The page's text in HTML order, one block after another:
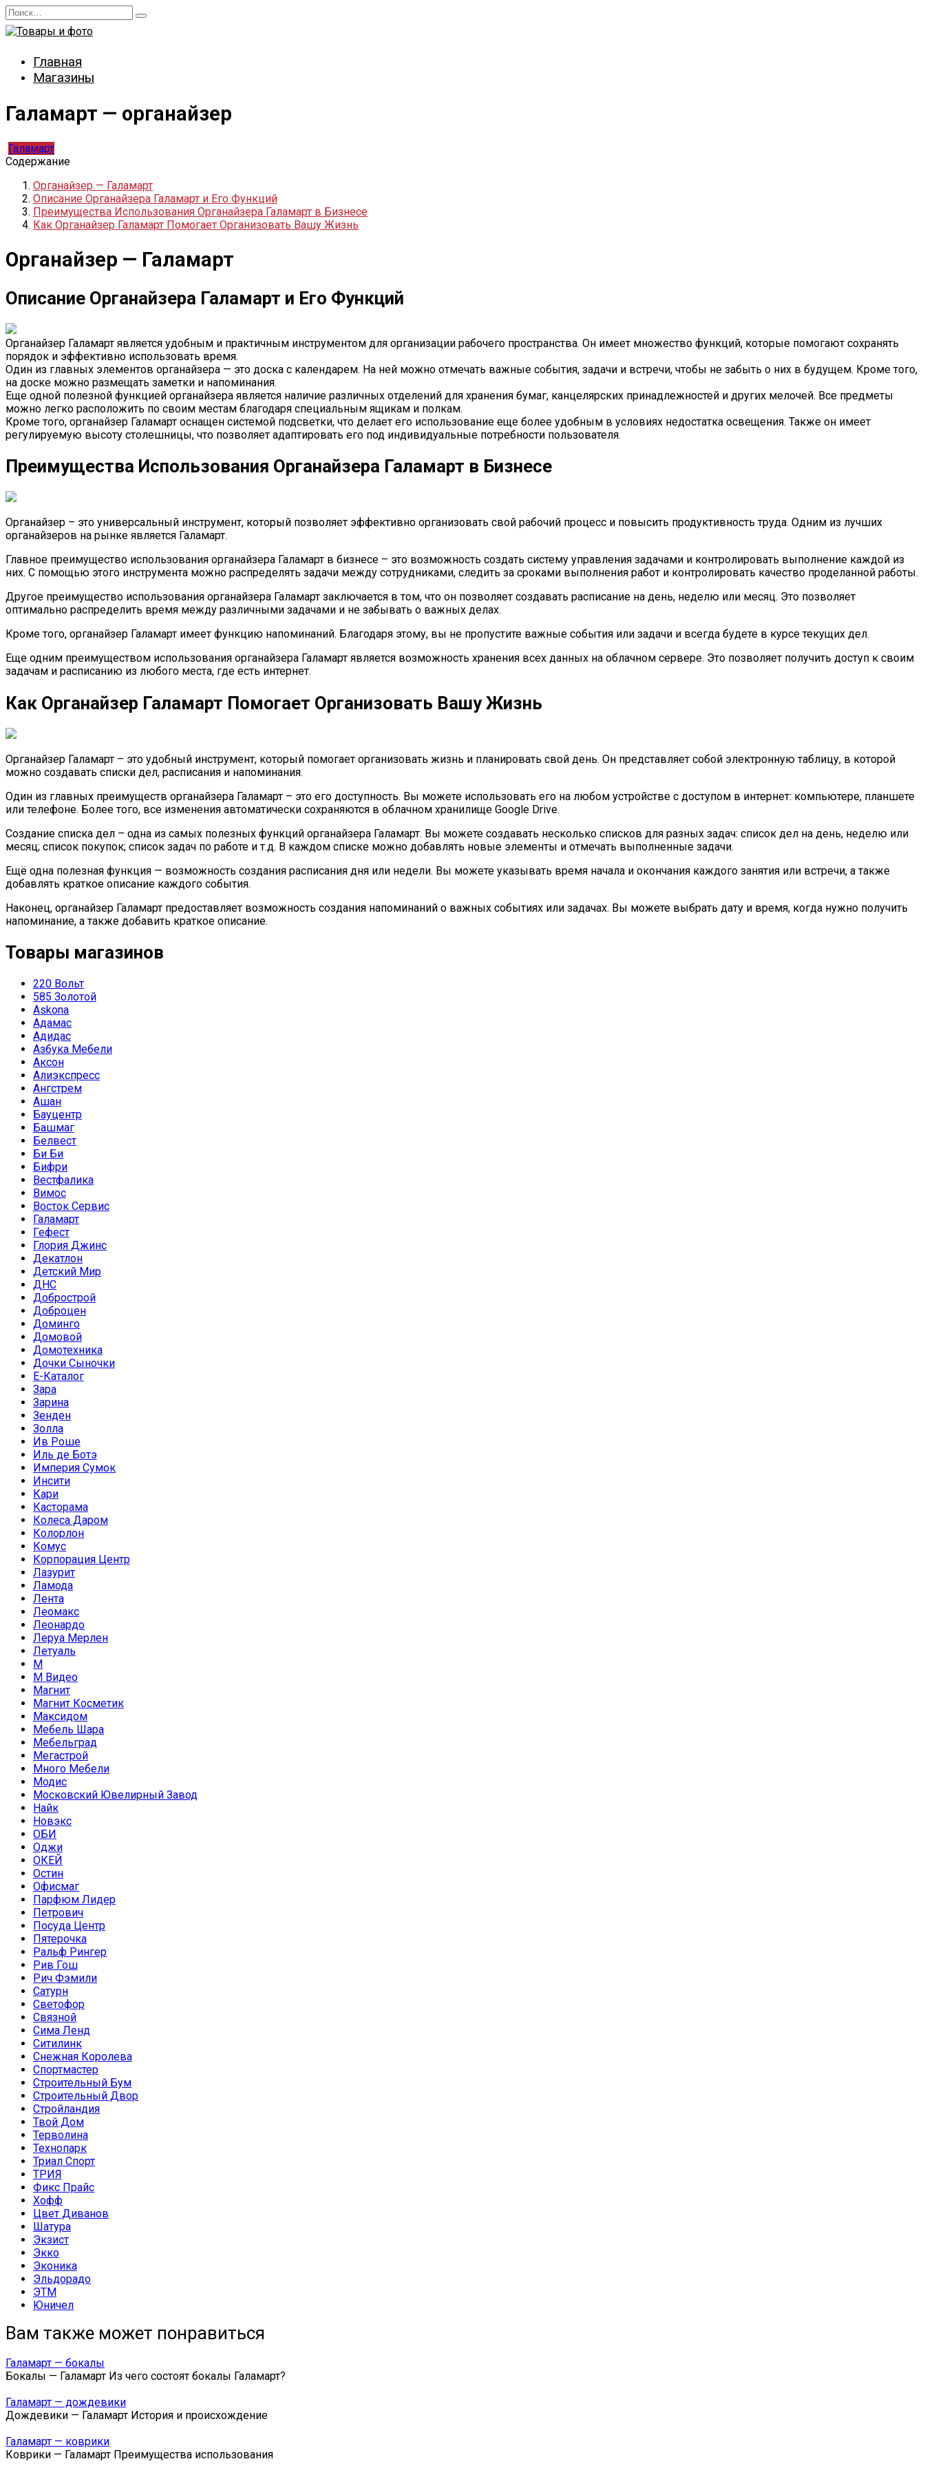
Перейти
к
содержанию
Search
for:
Главная
Магазины
Галамарт — органайзер
Галамарт
Содержание
Органайзер — Галамарт
Описание Органайзера Галамарт и Его Функций
Преимущества Использования Органайзера Галамарт в Бизнесе
Как Органайзер Галамарт Помогает Организовать Вашу Жизнь
Органайзер — Галамарт
Описание Органайзера Галамарт и Его Функций
Органайзер Галамарт является удобным и практичным инструментом для организации рабочего пространства. Он имеет множество функций, которые помогают сохранять
порядок и эффективно использовать время.
Один из главных элементов органайзера — это доска с календарем. На ней можно отмечать важные события, задачи и встречи, чтобы не забыть о них в будущем. Кроме того,
на доске можно размещать заметки и напоминания.
Еще одной полезной функцией органайзера является наличие различных отделений для хранения бумаг, канцелярских принадлежностей и других мелочей. Все предметы
можно легко расположить по своим местам благодаря специальным ящикам и полкам.
Кроме того, органайзер Галамарт оснащен системой подсветки, что делает его использование еще более удобным в условиях недостатка освещения. Также он имеет
регулируемую высоту столешницы, что позволяет адаптировать его под индивидуальные потребности пользователя.
Преимущества Использования Органайзера Галамарт в Бизнесе
Органайзер – это универсальный инструмент, который позволяет эффективно организовать свой рабочий процесс и повысить продуктивность труда. Одним из лучших
органайзеров на рынке является Галамарт.
Главное преимущество использования органайзера Галамарт в бизнесе – это возможность создать систему управления задачами и контролировать выполнение каждой из
них. С помощью этого инструмента можно распределять задачи между сотрудниками, следить за сроками выполнения работ и контролировать качество проделанной работы.
Другое преимущество использования органайзера Галамарт заключается в том, что он позволяет создавать расписание на день, неделю или месяц. Это позволяет
оптимально распределить время между различными задачами и не забывать о важных делах.
Кроме того, органайзер Галамарт имеет функцию напоминаний. Благодаря этому, вы не пропустите важные события или задачи и всегда будете в курсе текущих дел.
Еще одним преимуществом использования органайзера Галамарт является возможность хранения всех данных на облачном сервере. Это позволяет получить доступ к своим
задачам и расписанию из любого места, где есть интернет.
Как Органайзер Галамарт Помогает Организовать Вашу Жизнь
Органайзер Галамарт – это удобный инструмент, который помогает организовать жизнь и планировать свой день. Он представляет собой электронную таблицу, в которой
можно создавать списки дел, расписания и напоминания.
Один из главных преимуществ органайзера Галамарт – это его доступность. Вы можете использовать его на любом устройстве с доступом в интернет: компьютере, планшете
или телефоне. Более того, все изменения автоматически сохраняются в облачном хранилище Google Drive.
Создание списка дел – одна из самых полезных функций органайзера Галамарт. Вы можете создавать несколько списков для разных задач: список дел на день, неделю или
месяц; список покупок; список задач по работе и т.д. В каждом списке можно добавлять новые элементы и отмечать выполненные задачи.
Ещё одна полезная функция — возможность создания расписания дня или недели. Вы можете указывать время начала и окончания каждого занятия или встречи, а также
добавлять краткое описание каждого события.
Наконец, органайзер Галамарт предоставляет возможность создания напоминаний о важных событиях или задачах. Вы можете выбрать дату и время, когда нужно получить
напоминание, а также добавить краткое описание.
Товары магазинов
220 Вольт
585 Золотой
Askona
Адамас
Адидас
Азбука Мебели
Аксон
Алиэкспресс
Ангстрем
Ашан
Бауцентр
Башмаг
Белвест
Би Би
Бифри
Вестфалика
Вимос
Восток Сервис
Галамарт
Гефест
Глория Джинс
Декатлон
Детский Мир
ДНС
Добрострой
Доброцен
Доминго
Домовой
Домотехника
Дочки Сыночки
Е-Каталог
Зара
Зарина
Зенден
Золла
Ив Роше
Иль де Ботэ
Империя Сумок
Инсити
Кари
Касторама
Колеса Даром
Колорлон
Комус
Корпорация Центр
Лазурит
Ламода
Лента
Леомакс
Леонардо
Леруа Мерлен
Летуаль
М
М Видео
Магнит
Магнит Косметик
Максидом
Мебель Шара
Мебельград
Мегастрой
Много Мебели
Модис
Московский Ювелирный Завод
Найк
Новэкс
ОБИ
Оджи
ОКЕЙ
Остин
Офисмаг
Парфюм Лидер
Петрович
Посуда Центр
Пятерочка
Ральф Рингер
Рив Гош
Рич Фэмили
Сатурн
Светофор
Связной
Сима Ленд
Ситилинк
Снежная Королева
Спортмастер
Строительный Бум
Строительный Двор
Стройландия
Твой Дом
Терволина
Технопарк
Триал Спорт
ТРИЯ
Фикс Прайс
Хофф
Цвет Диванов
Шатура
Экзист
Экко
Эконика
Эльдорадо
ЭТМ
Юничел
Вам также может понравиться
Галамарт — бокалы
Бокалы — Галамарт Из чего состоят бокалы Галамарт?
Галамарт — дождевики
Дождевики — Галамарт История и происхождение
Галамарт — коврики
Коврики — Галамарт Преимущества использования